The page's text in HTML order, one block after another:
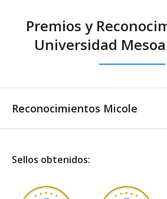
Premios y
Universidad
Reconocimientos Micole
Sellos obtenidos: